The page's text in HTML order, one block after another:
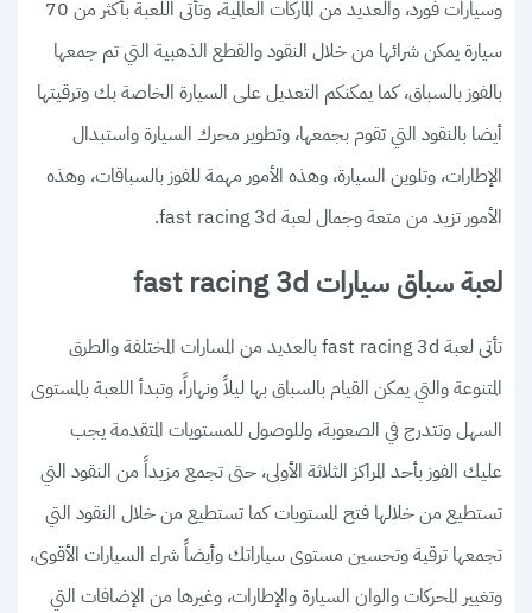
وسيارات فورد، والعديد من الماركات العالمية، وتأتى اللعبة بأكثر من 70
سيارة يمكن شرائها من خلال النقود والقطع الذهبية التي تم جمعها
بالفوز بالسباق، كما يمكنكم التعديل على السيارة الخاصة بك وترقيتها
أيضا بالنقود التي تقوم بجمعها، وتطوير محرك السيارة واستبدال
الإطارات، وتلوين السيارة، وهذه الأمور مهمة للفوز بالسباقات، وهذه
الأمور تزيد من متعة وجمال لعبة fast racing 3d.
لعبة سباق سيارات fast racing 3d
تأتى لعبة fast racing 3d بالعديد من المسارات المختلفة والطرق
المتنوعة والتي يمكن القيام بالسباق بها ليلاً ونهاراً، وتبدأ اللعبة بالمستوى
السهل وتتدرج في الصعوبة، وللوصول للمستويات المتقدمة يجب
عليك الفوز بأحد المراكز الثلاثة الأولى، حتى تجمع مزيداً من النقود التي
تستطيع من خلالها فتح المستويات كما تستطيع من خلال النقود التي
تجمعها ترقية وتحسين مستوى سياراتك وأيضاً شراء السيارات الأقوى،
وتغيير المحركات والوان السيارة والإطارات، وغيرها من الإضافات التي